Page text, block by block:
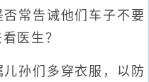
常告诫他们车子不要
医生？
孙们多穿衣服，以防